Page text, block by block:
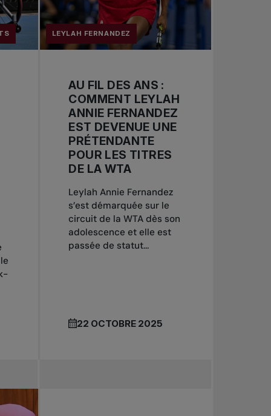
LEYLAH FERNANDEZ
AU FIL DES ANS :
COMMENT LEYLAH
ANNIE FERNANDEZ
EST DEVENUE UNE
PRÉTENDANTE
POUR LES TITRES
DE LA WTA
Leylah Annie Fernandez
s’est démarquée sur le
circuit de la WTA dès son
adolescence et elle est
passée de statut...
22 OCTOBRE 2025